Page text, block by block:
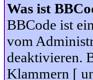
Was ist
BBCode ist
vom
deaktivieren.
Klammern [